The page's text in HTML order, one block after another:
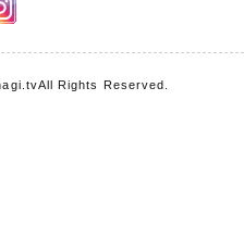
All Rights Reserved.